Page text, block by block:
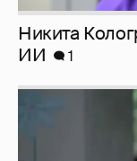
Никита
ИИ
1